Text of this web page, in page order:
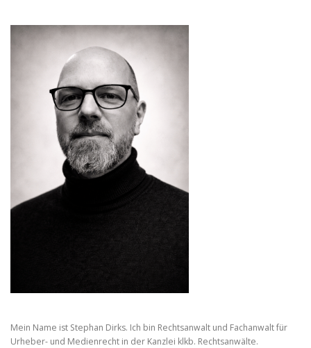
Mein Name ist Stephan Dirks. Ich bin Rechtsanwalt und Fachanwalt für
Urheber- und Medienrecht in der Kanzlei klkb. Rechtsanwälte.